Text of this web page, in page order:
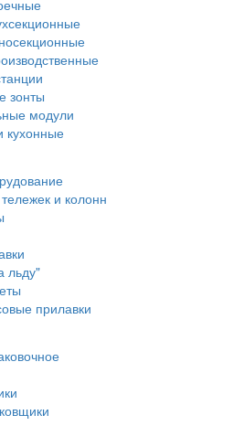
зонты
модули
кухонные
и колонн
льду"
прилавки